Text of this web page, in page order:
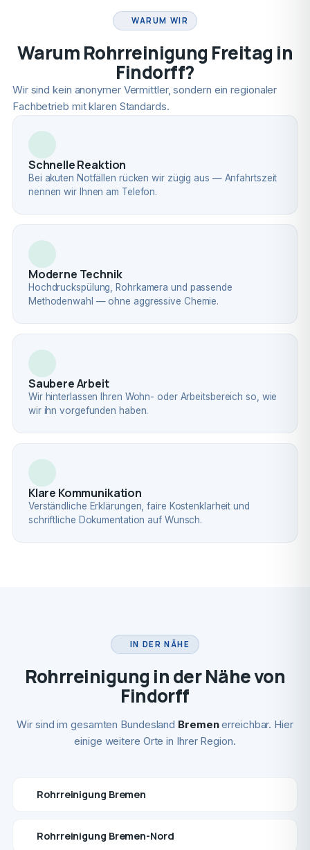
WARUM WIR
Warum Rohrreinigung Freitag in
Findorff?
Wir sind kein anonymer Vermittler, sondern ein regionaler
Fachbetrieb mit klaren Standards.
Schnelle Reaktion
Bei akuten Notfällen rücken wir zügig aus — Anfahrtszeit
nennen wir Ihnen am Telefon.
Moderne Technik
Hochdruckspülung, Rohrkamera und passende
Methodenwahl — ohne aggressive Chemie.
Saubere Arbeit
Wir hinterlassen Ihren Wohn- oder Arbeitsbereich so, wie
wir ihn vorgefunden haben.
Klare Kommunikation
Verständliche Erklärungen, faire Kostenklarheit und
schriftliche Dokumentation auf Wunsch.
IN DER NÄHE
Rohrreinigung in der Nähe von
Findorff
Wir sind im gesamten Bundesland Bremenerreichbar. Hier
einige weitere Orte in Ihrer Region.
Rohrreinigung Bremen
Rohrreinigung Bremen-Nord